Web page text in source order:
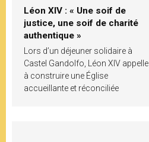
Léon XIV : « Une soif de
justice, une soif de charité
authentique »
Lors d’un déjeuner solidaire à
Castel Gandolfo, Léon XIV appelle
à construire une Église
accueillante et réconciliée